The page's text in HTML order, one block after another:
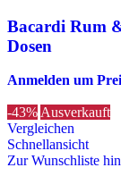
Bacardi Rum
Dosen
Anmelden um
-43% Ausverkauft
Vergleichen
Schnellansicht
Zur Wunschliste